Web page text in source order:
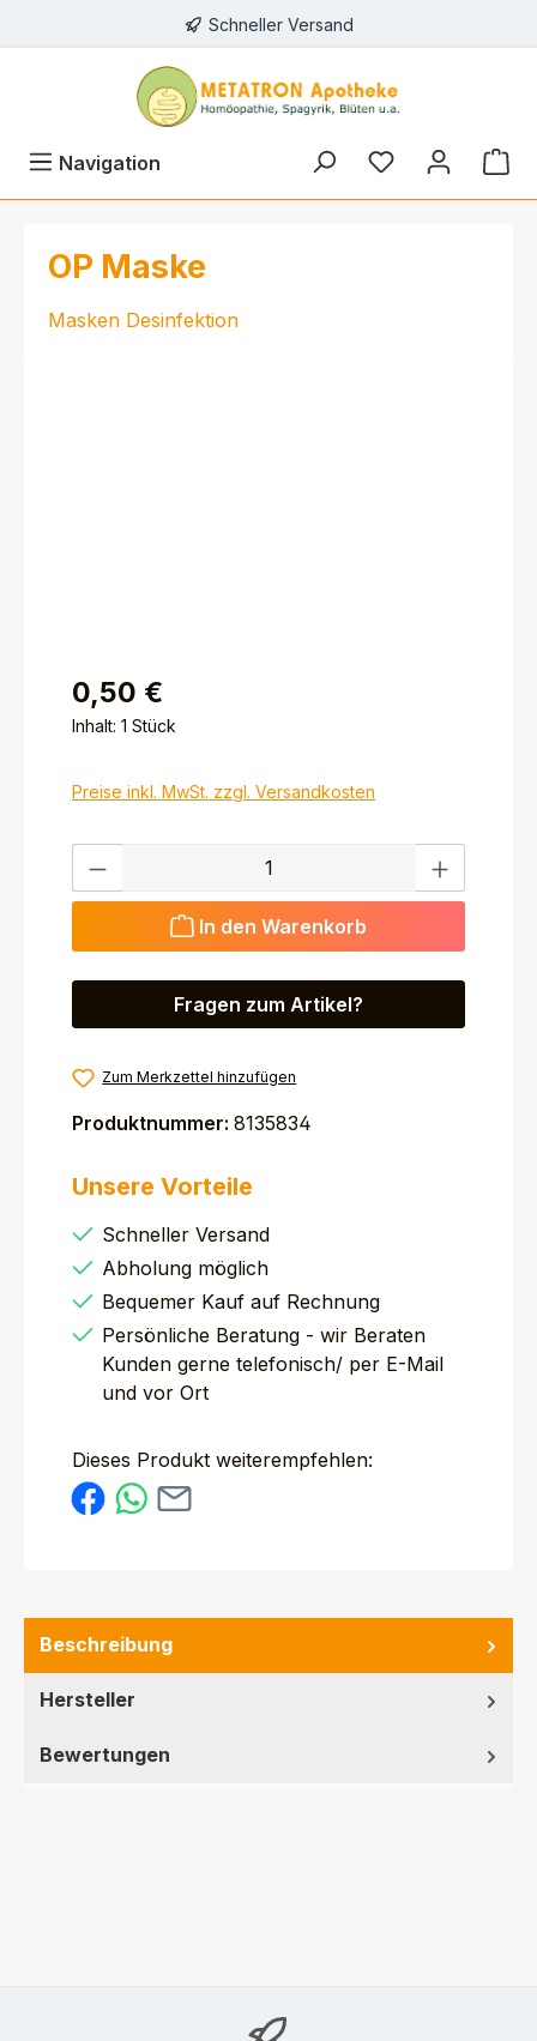
Schneller Versand
Navigation
OP Maske
Masken Desinfektion
0,50 €
Inhalt: 1 Stück
Preise inkl. MwSt. zzgl. Versandkosten
Produkt Anzahl: Gib den gewünschten Wert ein
In den Warenkorb
Fragen zum Artikel?
Zum Merkzettel hinzufügen
Produktnummer: 8135834
Unsere Vorteile
Schneller Versand
Abholung möglich
Bequemer Kauf auf Rechnung
Persönliche Beratung - wir Beraten
Kunden gerne telefonisch/ per E-Mail
und vor Ort
Dieses Produkt weiterempfehlen:
Beschreibung
Hersteller
Bewertungen